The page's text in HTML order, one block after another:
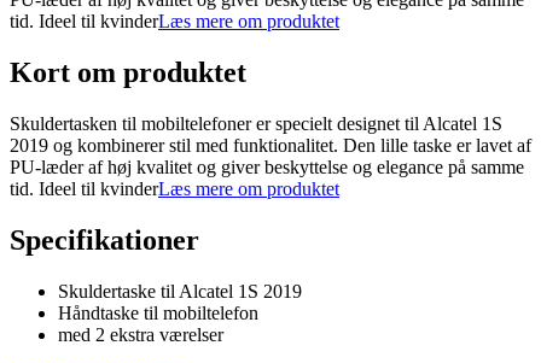
tid. Ideel til kvinderLæs mere om produktet
Kort om produktet
Skuldertasken til mobiltelefoner er specielt designet til Alcatel 1S
2019 og kombinerer stil med funktionalitet. Den lille taske er lavet af
PU-læder af høj kvalitet og giver beskyttelse og elegance på samme
tid. Ideel til kvinderLæs mere om produktet
Specifikationer
Skuldertaske til Alcatel 1S 2019
Håndtaske til mobiltelefon
med 2 ekstra værelser